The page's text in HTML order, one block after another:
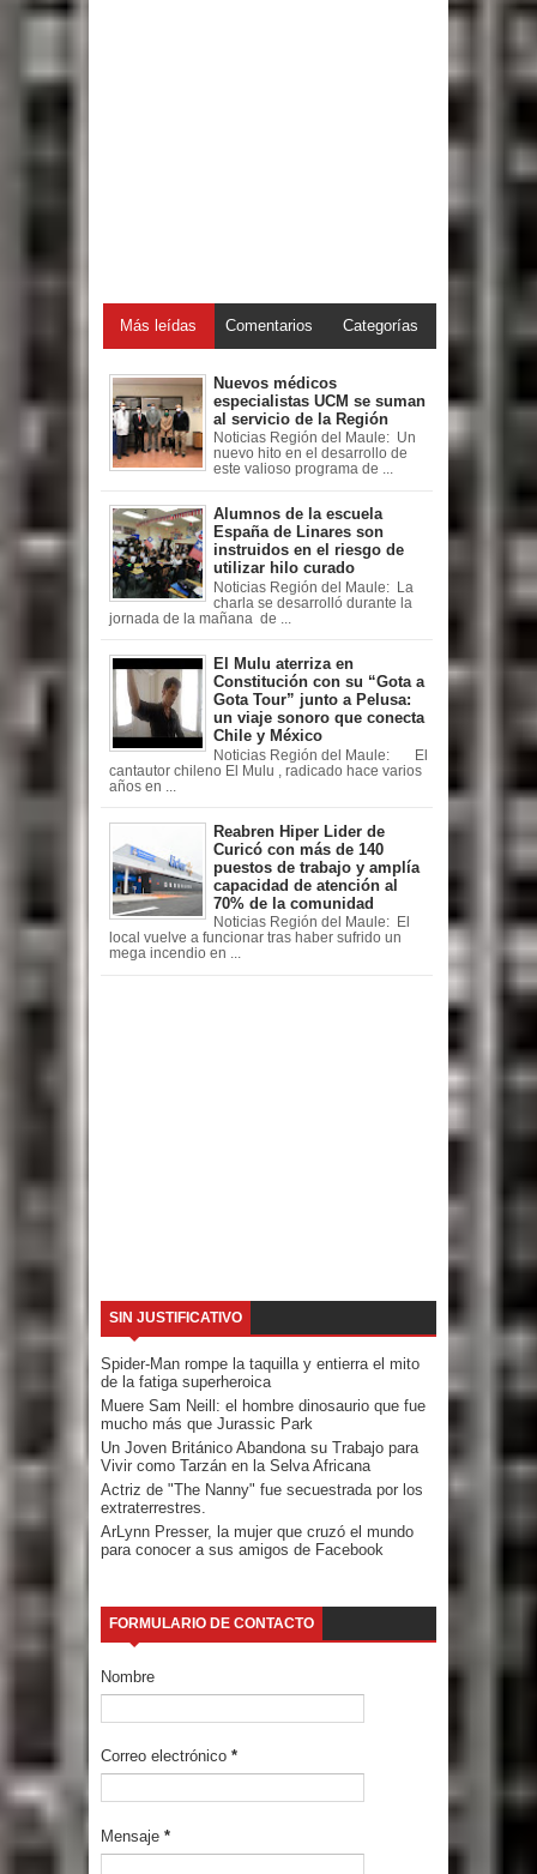
Más leídas Comentarios Categorías
Nuevos médicos
especialistas UCM se suman
al servicio de la Región
Noticias Región del Maule: Un
nuevo hito en el desarrollo de
este valioso programa de ...
Alumnos de la escuela
España de Linares son
instruidos en el riesgo de
utilizar hilo curado
Noticias Región del Maule: La
charla se desarrolló durante la
jornada de la mañana de ...
El Mulu aterriza en
Constitución con su “Gota a
Gota Tour” junto a Pelusa:
un viaje sonoro que conecta
Chile y México
Noticias Región del Maule: El
cantautor chileno El Mulu , radicado hace varios
años en ...
Reabren Hiper Lider de
Curicó con más de 140
puestos de trabajo y amplía
capacidad de atención al
70% de la comunidad
Noticias Región del Maule: El
local vuelve a funcionar tras haber sufrido un
mega incendio en ...
SIN JUSTIFICATIVO
Spider-Man rompe la taquilla y entierra el mito
de la fatiga superheroica
Muere Sam Neill: el hombre dinosaurio que fue
mucho más que Jurassic Park
Un Joven Británico Abandona su Trabajo para
Vivir como Tarzán en la Selva Africana
Actriz de "The Nanny" fue secuestrada por los
extraterrestres.
ArLynn Presser, la mujer que cruzó el mundo
para conocer a sus amigos de Facebook
FORMULARIO DE CONTACTO
Nombre
Correo electrónico *
Mensaje *